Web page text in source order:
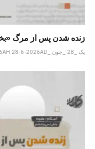
زنده شدن پس از مرگ «بخش: ۳۷ و
یک _28 _جون _2026AH 28-6-2026AD